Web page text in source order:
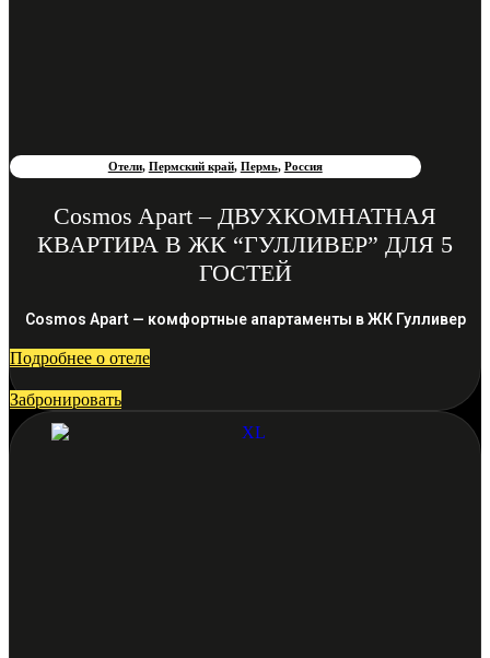
Отели, Пермский край, Пермь, Россия
Cosmos Apart – ДВУХКОМНАТНАЯ
КВАРТИРА В ЖК “ГУЛЛИВЕР” ДЛЯ 5
ГОСТЕЙ
Cosmos Apart — комфортные апартаменты в ЖК Гулливер
Подробнее о отеле
Забронировать